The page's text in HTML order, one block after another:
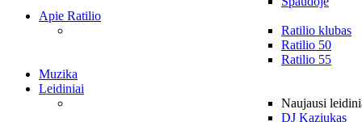
Apie Ratilio
Ratilio klubas
Ratilio 50
Ratilio 55
Muzika
Leidiniai
Naujausi
DJ Kaziukas